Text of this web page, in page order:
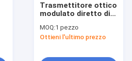
Trasmettitore ottico
modulato diretto di
CATV
MOQ:1 pezzo
Ottieni l'ultimo prezzo